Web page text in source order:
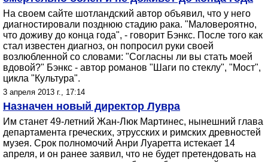
На своем сайте шотландский автор объявил, что у него
диагностировали позднюю стадию рака. "Маловероятно,
что доживу до конца года", - говорит Бэнкс. После того как
стал известен диагноз, он попросил руки своей
возлюбленной со словами: "Согласны ли вы стать моей
вдовой?" Бэнкс - автор романов "Шаги по стеклу", "Мост",
цикла "Культура".
3 апреля 2013 г., 17:14
Назначен новый директор Лувра
Им станет 49-летний Жан-Люк Мартинес, нынешний глава
департамента греческих, этрусских и римских древностей
музея. Срок полномочий Анри Луаретта истекает 14
апреля, и он ранее заявил, что не будет претендовать на